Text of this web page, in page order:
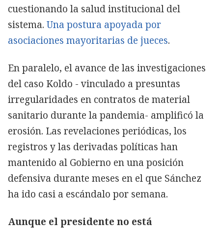
cuestionando la salud institucional del
sistema. Una postura apoyada por
asociaciones mayoritarias de jueces.
En paralelo, el avance de las investigaciones
del caso Koldo - vinculado a presuntas
irregularidades en contratos de material
sanitario durante la pandemia- amplificó la
erosión. Las revelaciones periódicas, los
registros y las derivadas políticas han
mantenido al Gobierno en una posición
defensiva durante meses en el que Sánchez
ha ido casi a escándalo por semana.
Aunque el presidente no está